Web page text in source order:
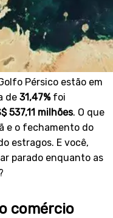
Pérsico estão em
de 31,47%foi
537,11 milhões. O que
e o fechamento do
estragos. E você,
parado enquanto as
comércio